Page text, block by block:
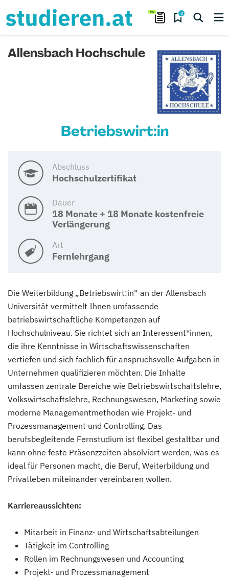
0
Allensbach Hochschule
Betriebswirt:in
Abschluss
Hochschulzertifikat
Dauer
18 Monate + 18 Monate kostenfreie
Verlängerung
Art
Fernlehrgang
Die Weiterbildung „Betriebswirt:in“ an der Allensbach
Universität vermittelt Ihnen umfassende
betriebswirtschaftliche Kompetenzen auf
Hochschulniveau. Sie richtet sich an Interessent*innen,
die ihre Kenntnisse in Wirtschaftswissenschaften
vertiefen und sich fachlich für anspruchsvolle Aufgaben in
Unternehmen qualifizieren möchten. Die Inhalte
umfassen zentrale Bereiche wie Betriebswirtschaftslehre,
Volkswirtschaftslehre, Rechnungswesen, Marketing sowie
moderne Managementmethoden wie Projekt‑ und
Prozessmanagement und Controlling. Das
berufsbegleitende Fernstudium ist flexibel gestaltbar und
kann ohne feste Präsenzzeiten absolviert werden, was es
ideal für Personen macht, die Beruf, Weiterbildung und
Privatleben miteinander vereinbaren wollen.
Karriereaussichten:
Mitarbeit in Finanz‑ und Wirtschaftsabteilungen
Tätigkeit im Controlling
Rollen im Rechnungswesen und Accounting
Projekt‑ und Prozessmanagement